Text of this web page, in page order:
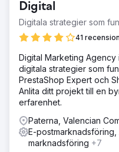
Digital
Digitala strategier som
41
Digital Marketing
digitala strategier som
PrestaShop Expert och
Anlita ditt projekt till en
erfarenhet.
Paterna, Valencian
E-
marknadsföring +7